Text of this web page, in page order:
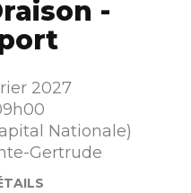
-
2027
Nationale)
Gertrude